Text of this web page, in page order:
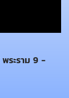
จรัญสนิทวงศ์
วงศ์ มากขึ้น
ระราม 9 -